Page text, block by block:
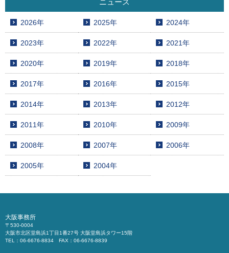
ニュース
2026年 2025年 2024年
2023年 2022年 2021年
2020年 2019年 2018年
2017年 2016年 2015年
2014年 2013年 2012年
2011年 2010年 2009年
2008年 2007年 2006年
2005年 2004年
大阪事務所
〒530-0004
大阪市北区堂島浜1丁目1番27号 大阪堂島浜タワー15階
TEL：06-6676-8834 FAX：06-6676-8839